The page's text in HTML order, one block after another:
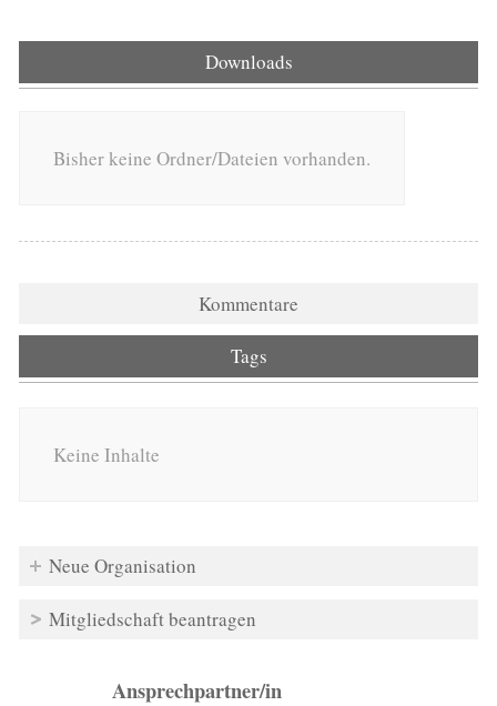
Downloads
Bisher keine Ordner/Dateien vorhanden.
Kommentare
Tags
Keine Inhalte
Neue Organisation
Mitgliedschaft beantragen
Ansprechpartner/in